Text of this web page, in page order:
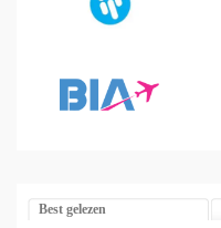
Best gelezen